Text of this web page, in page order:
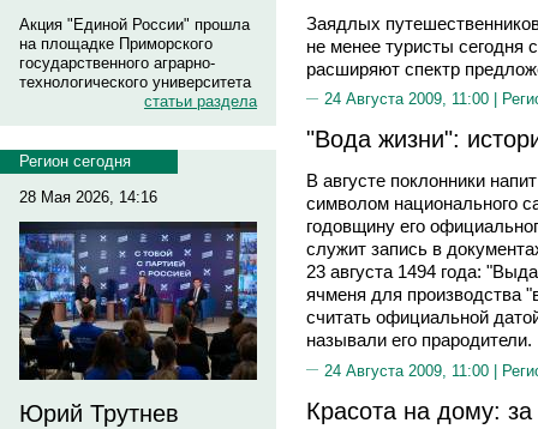
Акция "Единой России" прошла
на площадке Приморского
государственного аграрно-
технологического университета
статьи раздела
Регион сегодня
28 Мая 2026, 14:16
Юрий Трутнев
Заядлых
не менее туристы сегодня
расширяют спектр
24 Августа 2009, 11:00 |
"Вода жизни":
В августе поклонники
символом национального
годовщину его
служит запись в
23 августа 1494 года:
ячменя для производства
считать официальной
называли его прародители.
24 Августа 2009, 11:00 |
Красота на дому: